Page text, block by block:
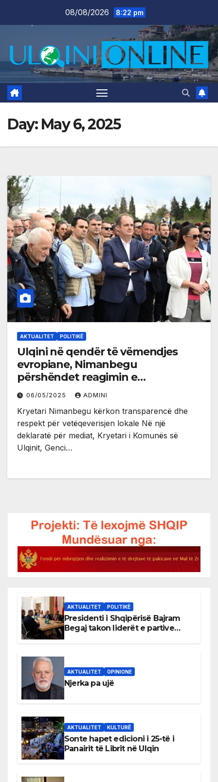
08/08/2026 8:22 pm
Day: May 6, 2025
AKTUALITET POLITIKË
Ulqini në qendër të vëmendjes
evropiane, Nimanbegu
përshëndet reagimin e
komisioneres për zgjerim të BE-së
Marta Kos
06/05/2025 ADMINI
Kryetari Nimanbegu kërkon transparencë dhe
respekt për vetëqeverisjen lokale Në një
deklaratë për mediat, Kryetari i Komunës së
Ulqinit, Genci…
AKTUALITET POLITIKË
Presidenti i Shqipërisë Bajram
Begaj takon liderët e partive
AKTUALITET OPINIONE
Njerka pa ujë
AKTUALITET KULTURË
Sonte hapet edicioni i 25-të i
Panairit të Librit në Ulqin